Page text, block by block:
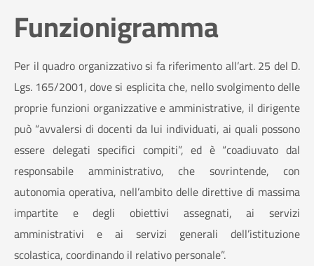
Funzionigramma
Per il quadro organizzativo si fa riferimento all’art. 25 del D.
Lgs. 165/2001, dove si esplicita che, nello svolgimento delle
proprie funzioni organizzative e amministrative, il dirigente
può “avvalersi di docenti da lui individuati, ai quali possono
essere delegati specifici compiti”, ed è “coadiuvato dal
responsabile amministrativo, che sovrintende, con
autonomia operativa, nell’ambito delle direttive di massima
impartite e degli obiettivi assegnati, ai servizi
amministrativi e ai servizi generali dell’istituzione
scolastica, coordinando il relativo personale”.